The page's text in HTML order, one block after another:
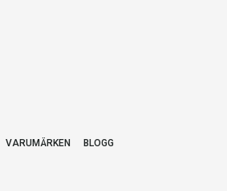
VARUMÄRKEN BLOGG